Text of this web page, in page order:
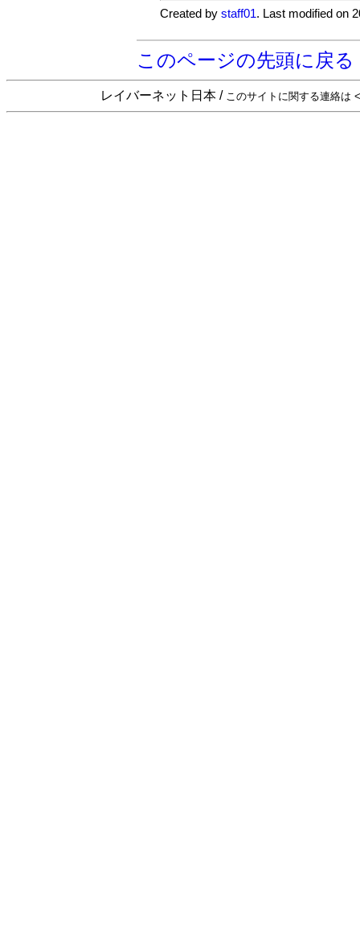
Created bystaff01. Last modified on
このページの先頭に戻る
レイバーネット日本 / このサイトに関する連絡は